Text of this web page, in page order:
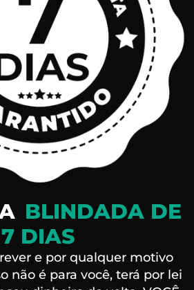
BLINDADA DE
7 DIAS
e por qualquer motivo
não é para você, terá por lei